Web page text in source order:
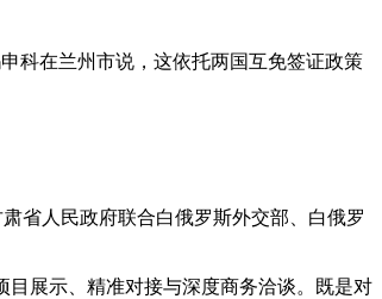
科在兰州市说，这依托两国互免签证政策
省人民政府联合白俄罗斯外交部、白俄罗
展示、精准对接与深度商务洽谈。既是对